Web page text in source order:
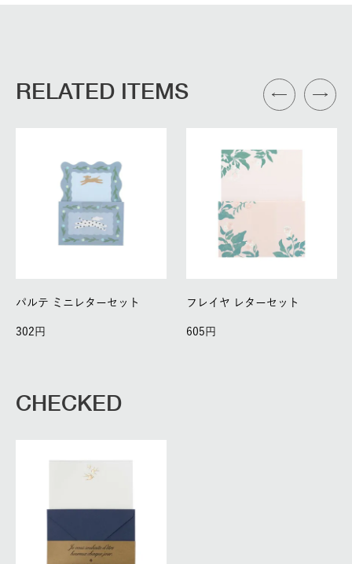
RELATED ITEMS
パルテ ミニレターセット
302
フレイヤ レターセット
605
CHECKED